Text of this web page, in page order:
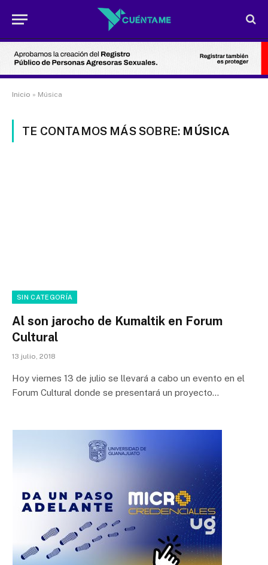
Inicio » Música
TE CONTAMOS MÁS SOBRE: MÚSICA
SIN CATEGORÍA
Al son jarocho de Kumaltik en Forum
Cultural
13 julio, 2018
Hoy viernes 13 de julio se llevará a cabo un evento en el
Forum Cultural donde se presentará un proyecto…